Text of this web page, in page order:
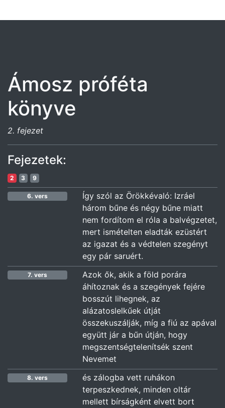
Ámosz próféta
könyve
2. fejezet
Fejezetek:
2 3 9
6. vers
Így szól az Örökkévaló: Izráel
három bűne és négy bűne miatt
nem fordítom el róla a balvégzetet,
mert ismételten eladták ezüstért
az igazat és a védtelen szegényt
egy pár saruért.
7. vers
Azok ők, akik a föld porára
áhítoznak és a szegények fejére
bosszút lihegnek, az
alázatoslelkűek útját
összekuszálják, míg a fiú az apával
együtt jár a bűn útján, hogy
megszentségtelenítsék szent
Nevemet
8. vers
és zálogba vett ruhákon
terpeszkednek, minden oltár
mellett bírságként elvett bort